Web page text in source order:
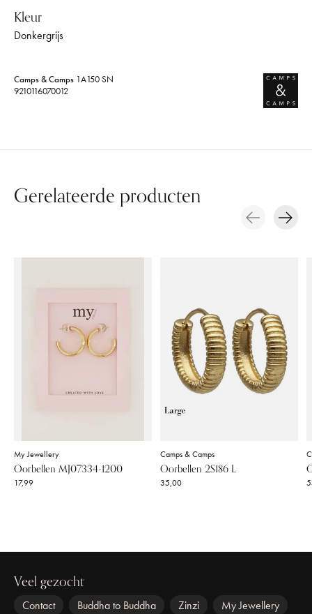
Kleur
Donkergrijs
Camps & Camps 1A150 SN
9210116070012
Gerelateerde producten
My Jewellery
Oorbellen MJ07334-1200
17,99
Camps & Camps
Oorbellen 2S186 L
35,00
Veel gezocht
Contact Buddha to Buddha Zinzi
My Jewellery